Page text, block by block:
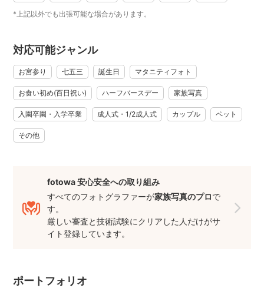
*上記以外でも出張可能な場合があります。
対応可能ジャンル
お宮参り 七五三 誕生日 マタニティフォト
お食い初め(百日祝い) ハーフバースデー 家族写真
入園卒園・入学卒業 成人式・1/2成人式 カップル ペット
その他
fotowa 安心安全への取り組み
すべてのフォトグラファーが家族写真のプロで
す。
厳しい審査と技術試験にクリアした人だけがサ
イト登録しています。
ポートフォリオ